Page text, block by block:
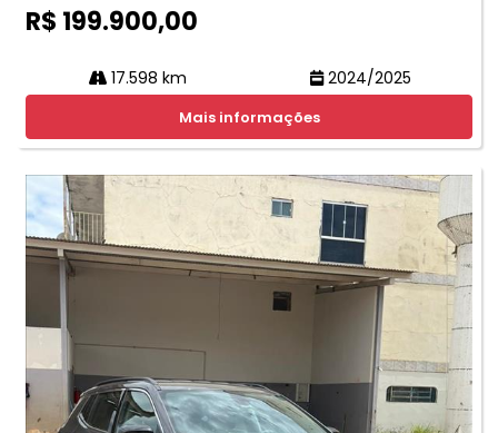
R$ 199.900,00
17.598 km 2024/2025
Mais informações